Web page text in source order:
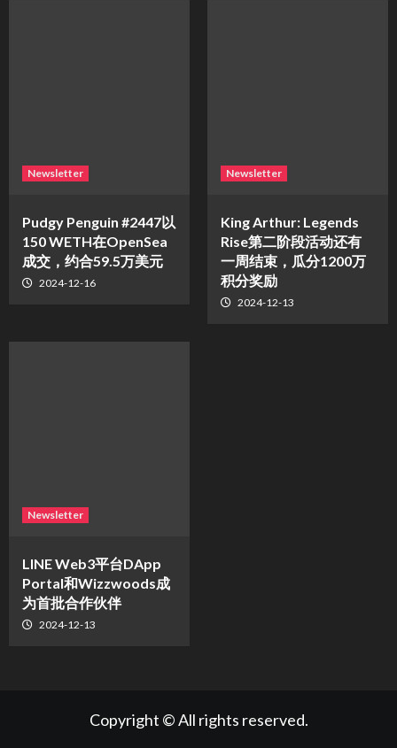
Newsletter
Pudgy Penguin #2447以
150 WETH在OpenSea
成交，约合59.5万美元
2024-12-16
Newsletter
King Arthur: Legends
Rise第二阶段活动还有
一周结束，瓜分1200万
积分奖励
2024-12-13
Newsletter
LINE Web3平台DApp
Portal和Wizzwoods成
为首批合作伙伴
2024-12-13
Copyright © All rights reserved.